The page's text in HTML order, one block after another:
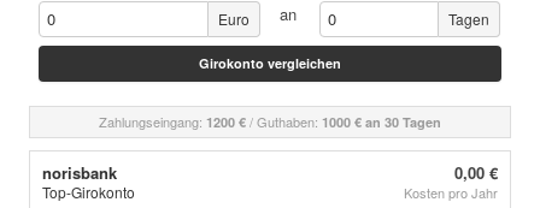
Euro an Tagen
Zahlungseingang: 1200 € / Guthaben: 1000 € an 30 Tagen
norisbank
Top-Girokonto
0,00 €
Kosten pro Jahr